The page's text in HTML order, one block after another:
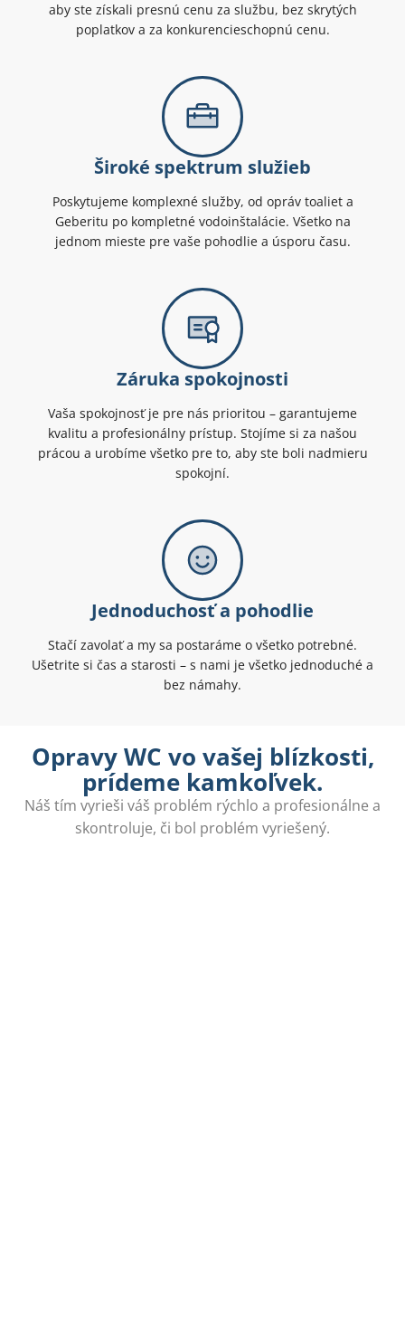
aby ste získali presnú cenu za službu, bez skrytých
poplatkov a za konkurencieschopnú cenu.
Široké spektrum služieb
Poskytujeme komplexné služby, od opráv toaliet a
Geberitu po kompletné vodoinštalácie. Všetko na
jednom mieste pre vaše pohodlie a úsporu času.
Záruka spokojnosti
Vaša spokojnosť je pre nás prioritou – garantujeme
kvalitu a profesionálny prístup. Stojíme si za našou
prácou a urobíme všetko pre to, aby ste boli nadmieru
spokojní.
Jednoduchosť a pohodlie
Stačí zavolať a my sa postaráme o všetko potrebné.
Ušetrite si čas a starosti – s nami je všetko jednoduché a
bez námahy.
Opravy WC vo vašej blízkosti,
prídeme kamkoľvek.
Náš tím vyrieši váš problém rýchlo a profesionálne a
skontroluje, či bol problém vyriešený.